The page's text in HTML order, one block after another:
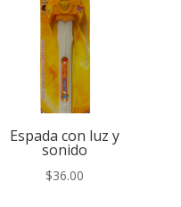
Espada con luz y
sonido
$36.00